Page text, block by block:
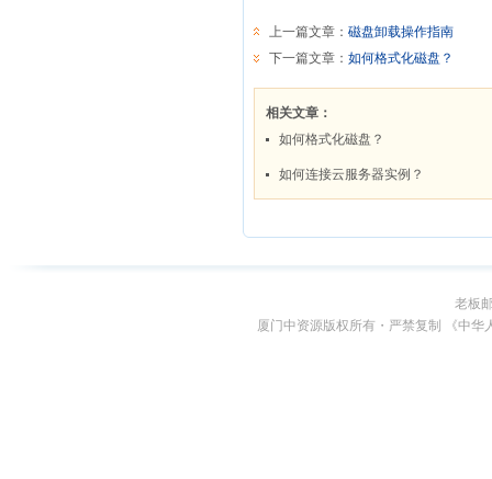
老板
厦门中资源版权所有・严禁复制 《中